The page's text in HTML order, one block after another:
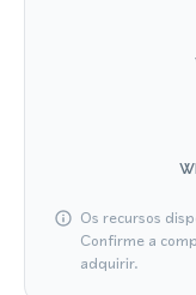
Os recursos
Confirme a
adquirir.